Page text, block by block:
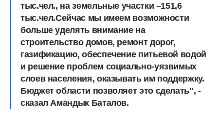
тыс.чел., на земельные участки –151,6
тыс.чел.Сейчас мы имеем возможности
больше уделять внимание на
строительство домов, ремонт дорог,
газификацию, обеспечение питьевой водой
и решение проблем социально-уязвимых
слоев населения, оказывать им поддержку.
Бюджет области позволяет это сделать", -
сказал Амандык Баталов.